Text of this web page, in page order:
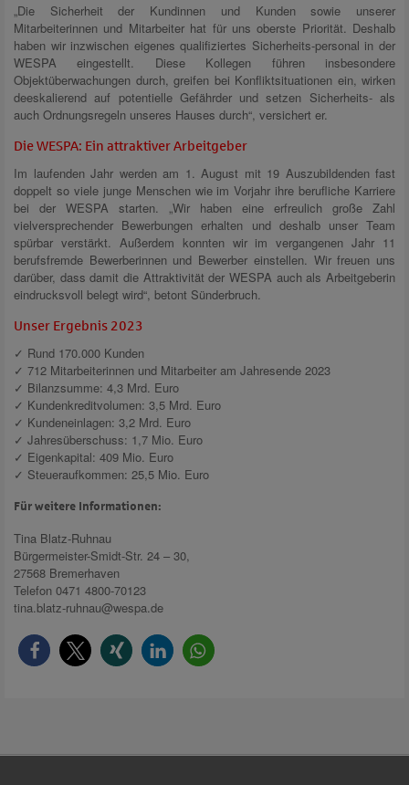
„Die Sicherheit der Kundinnen und Kunden sowie unserer
Mitarbeiterinnen und Mitarbeiter hat für uns oberste Priorität. Deshalb
haben wir inzwischen eigenes qualifiziertes Sicherheits-personal in der
WESPA eingestellt. Diese Kollegen führen insbesondere
Objektüberwachungen durch, greifen bei Konfliktsituationen ein, wirken
deeskalierend auf potentielle Gefährder und setzen Sicherheits- als
auch Ordnungsregeln unseres Hauses durch“, versichert er.
Die WESPA: Ein attraktiver Arbeitgeber
Im laufenden Jahr werden am 1. August mit 19 Auszubildenden fast
doppelt so viele junge Menschen wie im Vorjahr ihre berufliche Karriere
bei der WESPA starten. „Wir haben eine erfreulich große Zahl
vielversprechender Bewerbungen erhalten und deshalb unser Team
spürbar verstärkt. Außerdem konnten wir im vergangenen Jahr 11
berufsfremde Bewerberinnen und Bewerber einstellen. Wir freuen uns
darüber, dass damit die Attraktivität der WESPA auch als Arbeitgeberin
eindrucksvoll belegt wird“, betont Sünderbruch.
Unser Ergebnis 2023
✓ Rund 170.000 Kunden
✓ 712 Mitarbeiterinnen und Mitarbeiter am Jahresende 2023
✓ Bilanzsumme: 4,3 Mrd. Euro
✓ Kundenkreditvolumen: 3,5 Mrd. Euro
✓ Kundeneinlagen: 3,2 Mrd. Euro
✓ Jahresüberschuss: 1,7 Mio. Euro
✓ Eigenkapital: 409 Mio. Euro
✓ Steueraufkommen: 25,5 Mio. Euro
Für weitere Informationen:
Tina Blatz-Ruhnau
Bürgermeister-Smidt-Str. 24 – 30,
27568 Bremerhaven
Telefon 0471 4800-70123
tina.blatz-ruhnau@wespa.de